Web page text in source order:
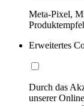
Meta-Pixel,
Erweitertes
Durch das
unserer